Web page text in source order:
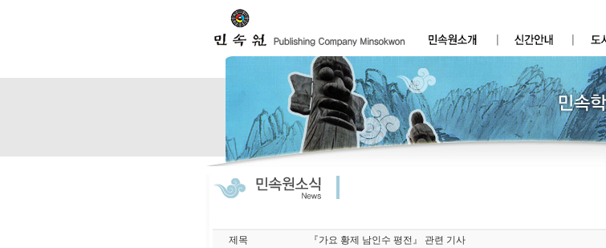
제목
『가요 황제 남인수 평전』 관련 기사